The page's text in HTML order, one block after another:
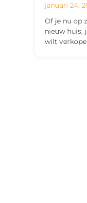
januari 24,
Of je nu op
nieuw huis,
wilt